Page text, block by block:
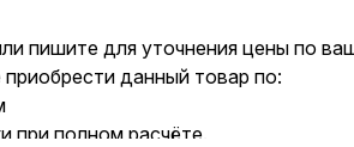
пишите для уточнения цены по
данный товар по:
при полном расчёте.